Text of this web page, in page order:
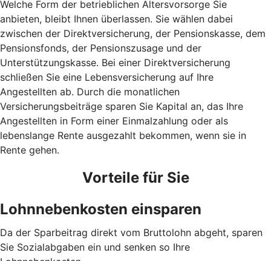
Welche Form der betrieblichen Altersvorsorge Sie
anbieten, bleibt Ihnen überlassen. Sie wählen dabei
zwischen der Direktversicherung, der Pensionskasse, dem
Pensionsfonds, der Pensionszusage und der
Unterstützungskasse. Bei einer Direktversicherung
schließen Sie eine Lebensversicherung auf Ihre
Angestellten ab. Durch die monatlichen
Versicherungsbeiträge sparen Sie Kapital an, das Ihre
Angestellten in Form einer Einmalzahlung oder als
lebenslange Rente ausgezahlt bekommen, wenn sie in
Rente gehen.
Vorteile für Sie
Lohnnebenkosten einsparen
Da der Sparbeitrag direkt vom Bruttolohn abgeht, sparen
Sie Sozialabgaben ein und senken so Ihre